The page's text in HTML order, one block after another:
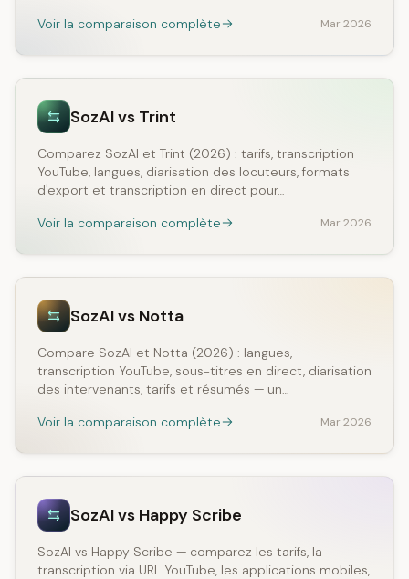
Voir la comparaison complète
Mar 2026
SozAI vs Trint
Comparez SozAI et Trint (2026) : tarifs, transcription
YouTube, langues, diarisation des locuteurs, formats
d'export et transcription en direct pour…
Voir la comparaison complète
Mar 2026
SozAI vs Notta
Compare SozAI et Notta (2026) : langues,
transcription YouTube, sous-titres en direct, diarisation
des intervenants, tarifs et résumés — un…
Voir la comparaison complète
Mar 2026
SozAI vs Happy Scribe
SozAI vs Happy Scribe — comparez les tarifs, la
transcription via URL YouTube, les applications mobiles,